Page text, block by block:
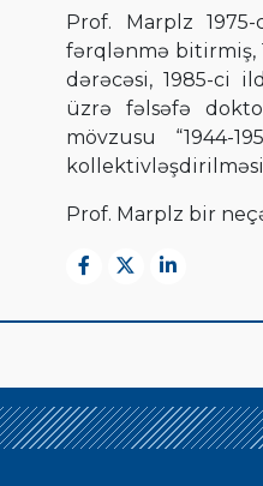
Prof. Marplz
fərqlənmə bitirmiş,
dərəcəsi, 1985-ci
üzrə fəlsəfə
mövzusu “1944-
Prof. Marplz bir